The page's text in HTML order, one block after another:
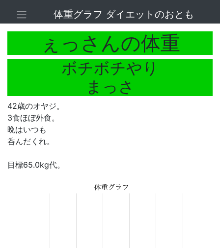
体重グラフ ダイエットのおとも
ぇっさんの体重
ボチボチやり
まっさ
42歳のオヤジ。
3食ほぼ外食。
晩はいつも
呑んだくれ。
目標65.0kg代。